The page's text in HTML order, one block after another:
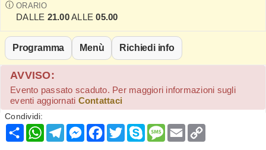
ORARIO
DALLE 21.00ALLE05.00
Programma Menù Richiedi info
AVVISO:
Evento passato scaduto. Per maggiori informazioni sugli
eventi aggiornati Contattaci
Condividi:
Condividi
WhatsApp
Telegram
Messenger
Facebook
TwitterSkypeMessage
Email